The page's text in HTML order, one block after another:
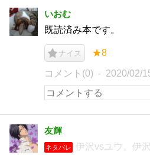
いおむ
既読済み本です。
ナイス ★8
コメント(0) 2020/02/
友輝
ネタバレ
伊沢vsユウ。伊